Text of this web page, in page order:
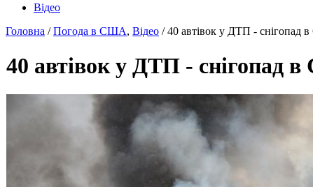
Відео
Головна /Погода в США, Відео / 40 автівок у ДТП -
40 автівок у ДТП -